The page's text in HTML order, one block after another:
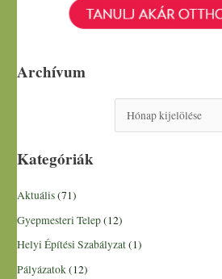
Archívum
Kategóriák
Aktuális(71)
Gyepmesteri Telep(12)
Helyi Építési Szabályzat(1)
Pályázatok(12)